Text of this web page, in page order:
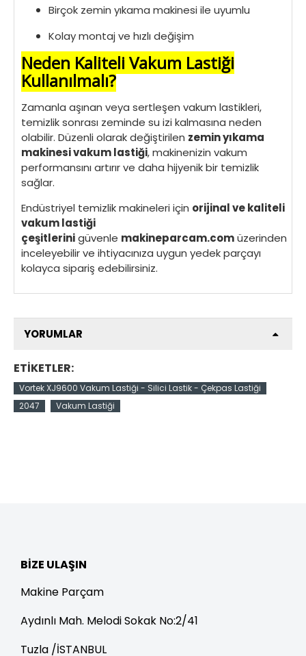
Birçok zemin yıkama makinesi ile uyumlu
Kolay montaj ve hızlı değişim
Neden Kaliteli Vakum Lastiği
Kullanılmalı?
Zamanla aşınan veya sertleşen vakum lastikleri,
temizlik sonrası zeminde su izi kalmasına neden
olabilir. Düzenli olarak değiştirilen zemin yıkama
makinesi vakum lastiği, makinenizin vakum
performansını artırır ve daha hijyenik bir temizlik
sağlar.
Endüstriyel temizlik makineleri için orijinal ve kaliteli
vakum lastiği
çeşitlerinigüvenle makineparcam.comüzerinden
inceleyebilir ve ihtiyacınıza uygun yedek parçayı
kolayca sipariş edebilirsiniz.
YORUMLAR
ETIKETLER:
Vortek XJ9600 Vakum Lastiği - Silici Lastik - Çekpas Lastiği
2047
Vakum Lastiği
BIZE ULAŞIN
Makine Parçam
Aydınlı Mah. Melodi Sokak No:2/41
Tuzla /İSTANBUL